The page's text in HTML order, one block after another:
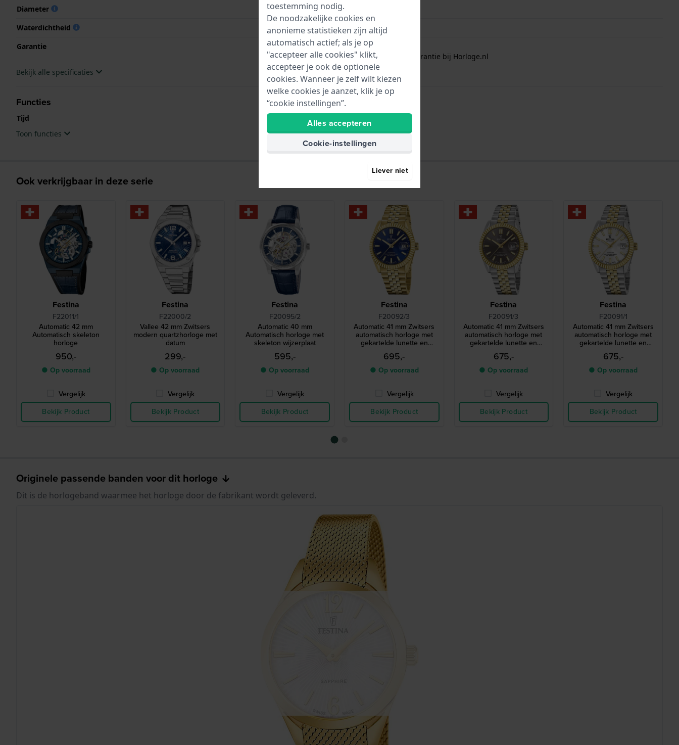
Diameter
32 mm
Waterdichtheid
5 Bar (douchen)
Garantie
2 jaar garantie
Gratis1 jaar extra garantie bij Horloge.nl
Bekijk alle specificaties
Functies
Tijd
Uren - Analoge wijzer
Toon functies
Ook verkrijgbaar in deze serie
Festina
F22011/1
Automatic 42 mm
Automatisch skeleton
horloge
950,-
● Op voorraad
Vergelijk
Bekijk Product
Festina
F22000/2
Vallee 42 mm Zwitsers
modern quartzhorloge met
datum
299,-
● Op voorraad
Vergelijk
Bekijk Product
Festina
F20095/2
Automatic 40 mm
Automatisch horloge met
skeleton wijzerplaat
595,-
● Op voorraad
Vergelijk
Bekijk Product
Festina
F20092/3
Automatic 41 mm Zwitsers
automatisch horloge met
gekartelde lunette en
datum-vergrootglas
695,-
● Op voorraad
Vergelijk
Bekijk Product
Festina
F20091/3
Automatic 41 mm Zwitsers
automatisch horloge met
gekartelde lunette en
datum-vergrootglas
675,-
● Op voorraad
Vergelijk
Bekijk Product
Festina
F20091/1
Automatic 41 mm Zwitsers
automatisch horloge met
gekartelde lunette en
datum-vergrootglas
675,-
● Op voorraad
Vergelijk
Bekijk Product
Originele passende banden voor dit horloge
Dit is de horlogeband waarmee het horloge door de fabrikant wordt geleverd.
toestemming nodig.
De noodzakelijke cookies en
anonieme statistieken zijn altijd
automatisch actief; als je op
"accepteer alle cookies" klikt,
accepteer je ook de optionele
cookies. Wanneer je zelf wilt kiezen
welke cookies je aanzet, klik je op
“cookie instellingen”.
Alles accepteren
Cookie-instellingen
Liever niet